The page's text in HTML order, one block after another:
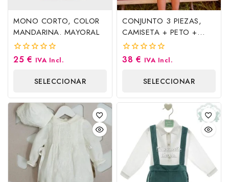
MONO CORTO, COLOR
MANDARINA. MAYORAL
0
25 € IVA Incl.
SELECCIONAR
OPCIONES
CONJUNTO 3 PIEZAS,
CAMISETA + PETO +
GORRO. ARCILLA.
MAYORAL
0
38 € IVA Incl.
SELECCIONAR
OPCIONES